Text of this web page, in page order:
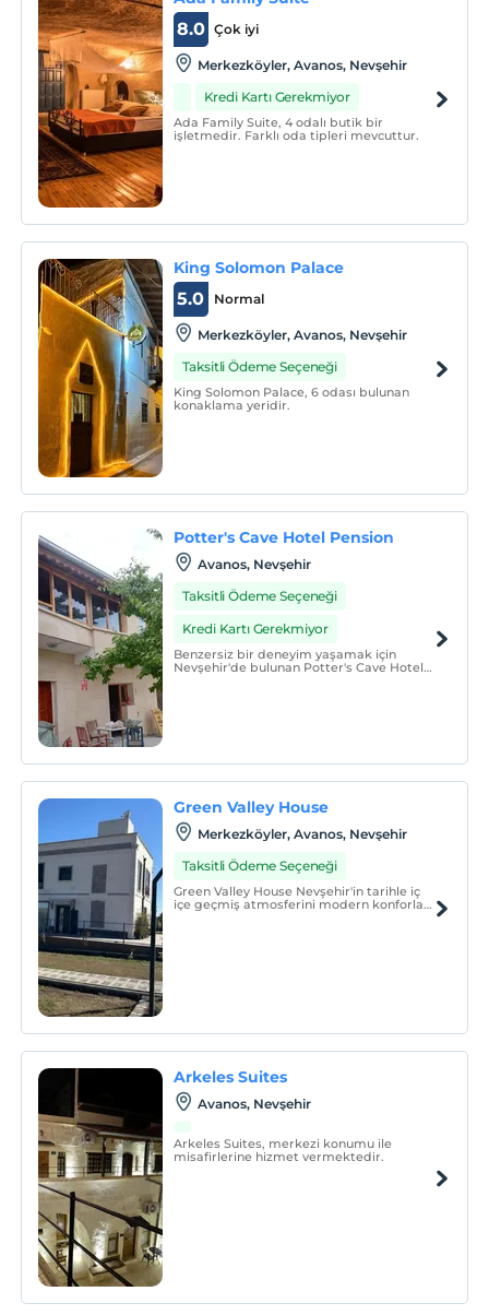
Çok iyi
8.0
Merkezköyler, Avanos, Nevşehir
Kredi Kartı Gerekmiyor
Ada Family Suite, 4 odalı butik bir
işletmedir. Farklı oda tipleri mevcuttur.
King Solomon Palace
Normal
5.0
Merkezköyler, Avanos, Nevşehir
Taksitli Ödeme Seçeneği
King Solomon Palace, 6 odası bulunan
konaklama yeridir.
Potter's Cave Hotel Pension
Avanos, Nevşehir
Taksitli Ödeme Seçeneği
Kredi Kartı Gerekmiyor
Benzersiz bir deneyim yaşamak için
Nevşehir'de bulunan Potter's Cave Hotel
Green Valley House
Merkezköyler, Avanos, Nevşehir
Taksitli Ödeme Seçeneği
Green Valley House Nevşehir'in tarihle iç
içe geçmiş atmosferini modern konforla
Arkeles Suites
Avanos, Nevşehir
Arkeles Suites, merkezi konumu ile
misafirlerine hizmet vermektedir.